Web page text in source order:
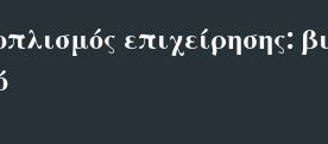
επιχείρησης: